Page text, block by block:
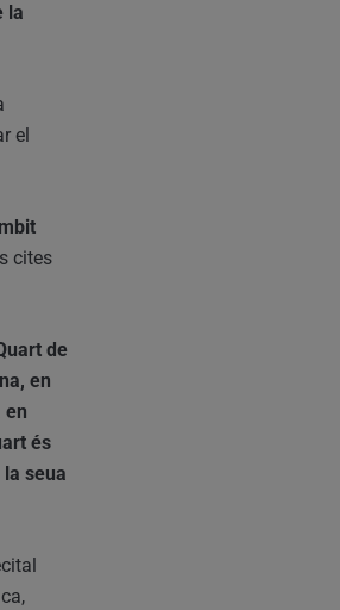
la
el
cites
de
en
en
és
seua